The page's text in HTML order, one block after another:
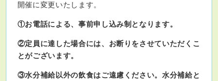
開催に変更いたします。
①お電話による、事前申し込み制となります。
②定員に達した場合には、お断りをさせていただくこ
とがございます。
③水分補給以外の飲食はご遠慮ください。水分補給と